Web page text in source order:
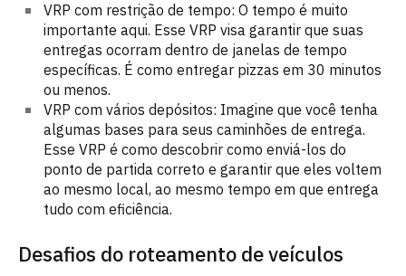
VRP com restrição de tempo: O tempo é muito
importante aqui. Esse VRP visa garantir que suas
entregas ocorram dentro de janelas de tempo
específicas. É como entregar pizzas em 30 minutos
ou menos.
VRP com vários depósitos: Imagine que você tenha
algumas bases para seus caminhões de entrega.
Esse VRP é como descobrir como enviá-los do
ponto de partida correto e garantir que eles voltem
ao mesmo local, ao mesmo tempo em que entrega
tudo com eficiência.
Desafios do roteamento de veículos